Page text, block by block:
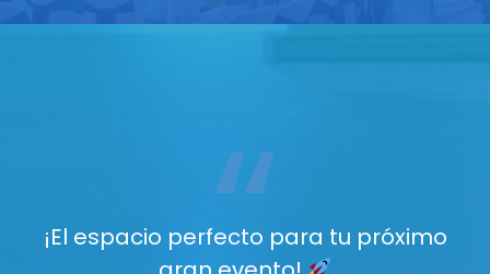
“
¡El espacio perfecto para tu próximo